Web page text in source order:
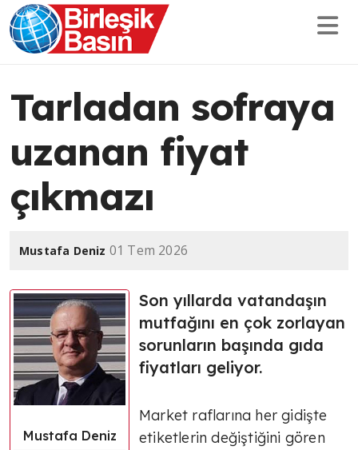
Tarladan sofraya
uzanan fiyat
çıkmazı
Mustafa Deniz 01 Tem 2026
Mustafa Deniz
Son yıllarda vatandaşın
mutfağını en çok zorlayan
sorunların başında gıda
fiyatları geliyor.
Market raflarına her gidişte
etiketlerin değiştiğini gören